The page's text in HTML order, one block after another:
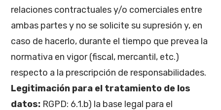
relaciones contractuales y/o comerciales entre
ambas partes y no se solicite su supresión y, en
caso de hacerlo, durante el tiempo que prevea la
normativa en vigor (fiscal, mercantil, etc.)
respecto a la prescripción de responsabilidades.
Legitimación para el tratamiento de los
datos: RGPD: 6.1.b) la base legal para el